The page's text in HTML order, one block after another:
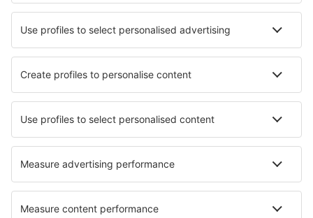
Mejor Precio Garantizado
Aplicación móvil
Aerolíneas
Ryanair
Vueling
Iberia
Air Europa
Wizz Air
Sobre eSky
Términos y condiciones